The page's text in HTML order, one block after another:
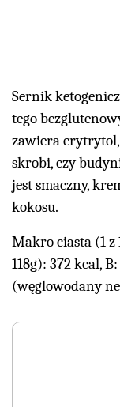
Sernik
tego
zawiera erytrytol,
skrobi, czy
jest smaczny,
kokosu.
Makro ciasta (1 z
118g): 372 kcal,
(węglowodany